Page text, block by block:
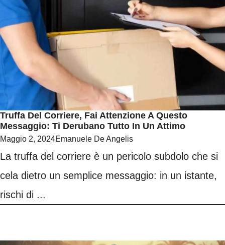
Truffa Del Corriere, Fai Attenzione A Questo
Messaggio: Ti Derubano Tutto In Un Attimo
Maggio 2, 2024Emanuele De Angelis
La truffa del corriere è un pericolo subdolo che si
cela dietro un semplice messaggio: in un istante,
rischi di ...